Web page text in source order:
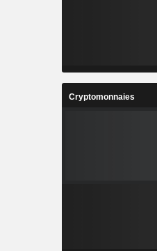
Cryptomonnaies